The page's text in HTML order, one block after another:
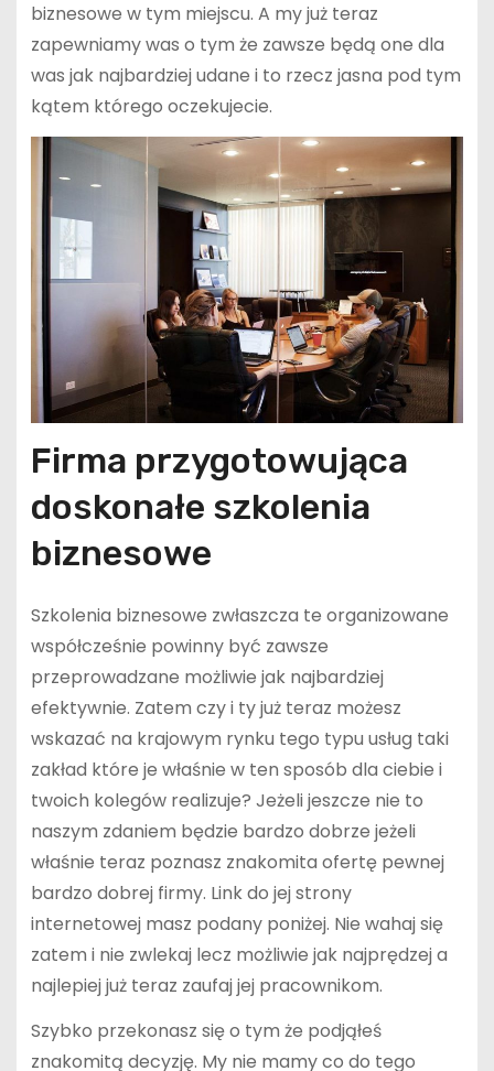
biznesowe w tym miejscu. A my już teraz
zapewniamy was o tym że zawsze będą one dla
was jak najbardziej udane i to rzecz jasna pod tym
kątem którego oczekujecie.
Firma przygotowująca
doskonałe szkolenia
biznesowe
Szkolenia biznesowe zwłaszcza te organizowane
współcześnie powinny być zawsze
przeprowadzane możliwie jak najbardziej
efektywnie. Zatem czy i ty już teraz możesz
wskazać na krajowym rynku tego typu usług taki
zakład które je właśnie w ten sposób dla ciebie i
twoich kolegów realizuje? Jeżeli jeszcze nie to
naszym zdaniem będzie bardzo dobrze jeżeli
właśnie teraz poznasz znakomita ofertę pewnej
bardzo dobrej firmy. Link do jej strony
internetowej masz podany poniżej. Nie wahaj się
zatem i nie zwlekaj lecz możliwie jak najprędzej a
najlepiej już teraz zaufaj jej pracownikom.
Szybko przekonasz się o tym że podjąłeś
znakomitą decyzję. My nie mamy co do tego